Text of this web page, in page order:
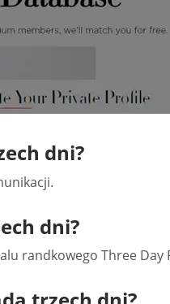
dni?
dni?
randkowego Three Day